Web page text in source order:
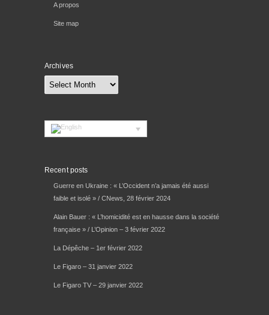
A propos
Site map
Archives
Archives
Recent posts
Guerre en Ukraine : « L’Occident n’a jamais été aussi
faible et isolé » / CNews, 28 février 2024
Alain Bauer : « L’homicidité est en hausse dans la société
française » / L’Opinion – 3 février 2022
La Dépêche – 1er février 2022
Le Figaro – 31 janvier 2022
Le Figaro TV – 29 janvier 2022